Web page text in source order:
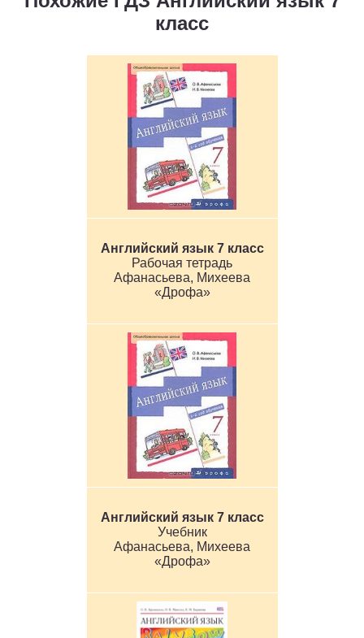
класс
Английский язык 7 класс
Рабочая тетрадь
Афанасьева, Михеева
«Дрофа»
Английский язык 7 класс
Учебник
Афанасьева, Михеева
«Дрофа»